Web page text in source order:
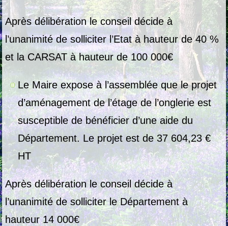
Après délibération le conseil décide à
l’unanimité de solliciter l’Etat à hauteur de 40 %
et la CARSAT à hauteur de 100 000€
Le Maire expose à l’assemblée que le projet
d’aménagement de l’étage de l’onglerie est
susceptible de bénéficier d’une aide du
Département. Le projet est de 37 604,23 €
HT
Après délibération le conseil décide à
l’unanimité de solliciter le Département à
hauteur 14 000€